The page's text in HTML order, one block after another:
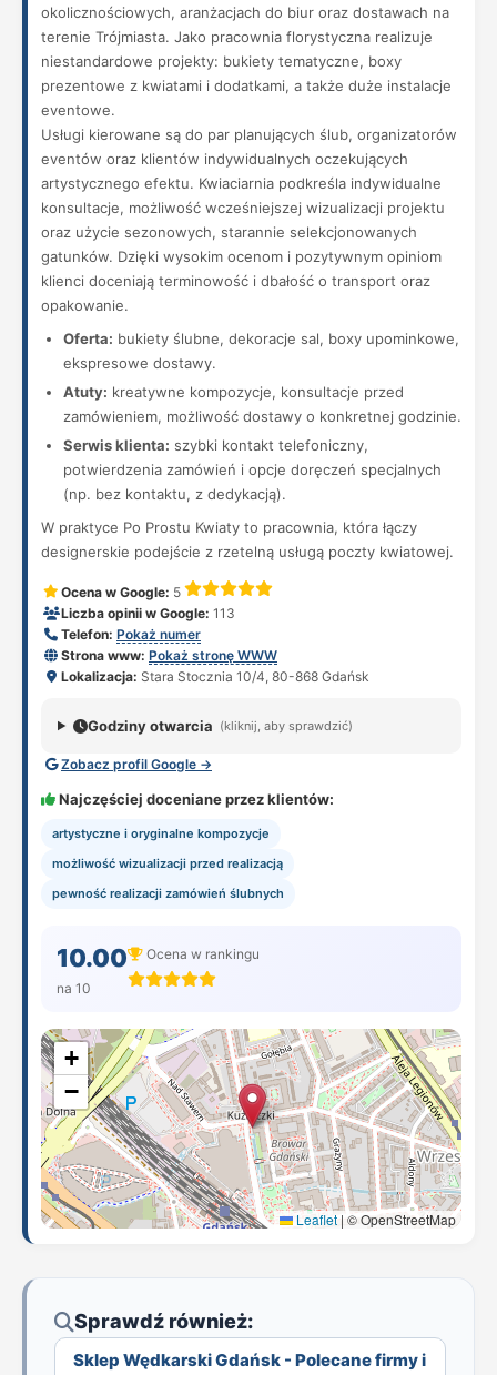
okolicznościowych, aranżacjach do biur oraz dostawach na
terenie Trójmiasta. Jako pracownia florystyczna realizuje
niestandardowe projekty: bukiety tematyczne, boxy
prezentowe z kwiatami i dodatkami, a także duże instalacje
eventowe.
Usługi kierowane są do par planujących ślub, organizatorów
eventów oraz klientów indywidualnych oczekujących
artystycznego efektu. Kwiaciarnia podkreśla indywidualne
konsultacje, możliwość wcześniejszej wizualizacji projektu
oraz użycie sezonowych, starannie selekcjonowanych
gatunków. Dzięki wysokim ocenom i pozytywnym opiniom
klienci doceniają terminowość i dbałość o transport oraz
opakowanie.
Oferta: bukiety ślubne, dekoracje sal, boxy upominkowe,
ekspresowe dostawy.
Atuty: kreatywne kompozycje, konsultacje przed
zamówieniem, możliwość dostawy o konkretnej godzinie.
Serwis klienta: szybki kontakt telefoniczny,
potwierdzenia zamówień i opcje doręczeń specjalnych
(np. bez kontaktu, z dedykacją).
W praktyce Po Prostu Kwiaty to pracownia, która łączy
designerskie podejście z rzetelną usługą poczty kwiatowej.
Ocena w Google: 5
Liczba opinii w Google: 113
Telefon: Pokaż numer
Strona www: Pokaż stronę WWW
Lokalizacja: Stara Stocznia 10/4, 80-868 Gdańsk
Godziny otwarcia (kliknij, aby sprawdzić)
Zobacz profil Google →
Najczęściej doceniane przez klientów:
artystyczne i oryginalne kompozycje
możliwość wizualizacji przed realizacją
pewność realizacji zamówień ślubnych
10.00
na 10
Ocena w rankingu
+
−
Leaflet | © OpenStreetMap
Sprawdź również:
Sklep Wędkarski Gdańsk - Polecane firmy i